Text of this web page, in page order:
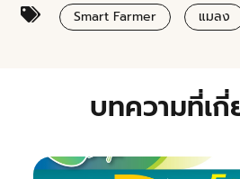
Smart Farmer แมลง
บทความที่เ